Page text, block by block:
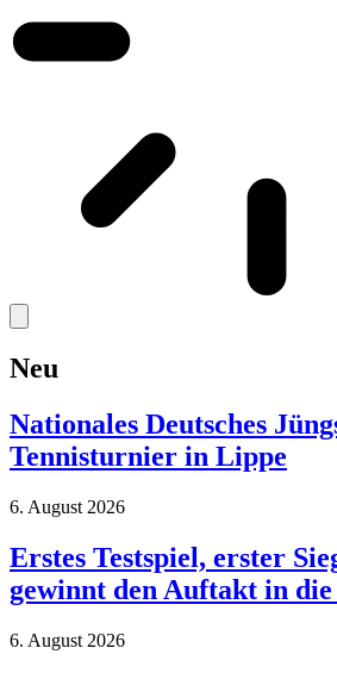
Neu
Nationales Deutsches
Tennisturnier in Lippe
6. August 2026
Erstes Testspiel, erster
gewinnt den Auftakt in die
6. August 2026